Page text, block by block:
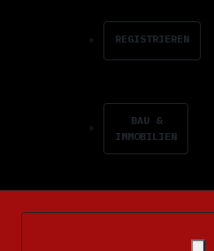
REGISTRIEREN
BAU &
IMMOBILIEN